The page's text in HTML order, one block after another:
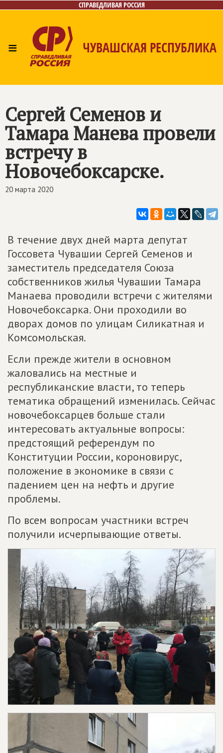
СПРАВЕДЛИВАЯ РОССИЯ
≡ ЧУВАШСКАЯ РЕСПУБЛИКА
Сергей Семенов и
Тамара Манева провели
встречу в
Новочебоксарске.
20 марта 2020
В течение двух дней марта депутат
Госсовета Чувашии Сергей Семенов и
заместитель председателя Союза
собственников жилья Чувашии Тамара
Манаева проводили встречи с жителями
Новочебоксарка. Они проходили во
дворах домов по улицам Силикатная и
Комсомольская.
Если прежде жители в основном
жаловались на местные и
республиканские власти, то теперь
тематика обращений изменилась. Сейчас
новочебоксарцев больше стали
интересовать актуальные вопросы:
предстоящий референдум по
Конституции России, короновирус,
положение в экономике в связи с
падением цен на нефть и другие
проблемы.
По всем вопросам участники встреч
получили исчерпывающие ответы.